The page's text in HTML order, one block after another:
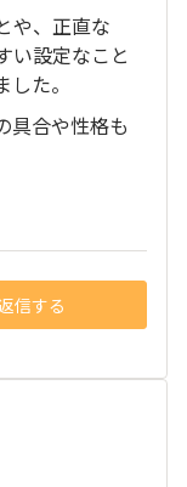
や、正直な
い設定なこと
た。
合や性格も
信する